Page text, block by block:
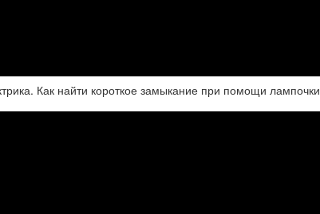
Как найти короткое замыкание при помощи лампочки